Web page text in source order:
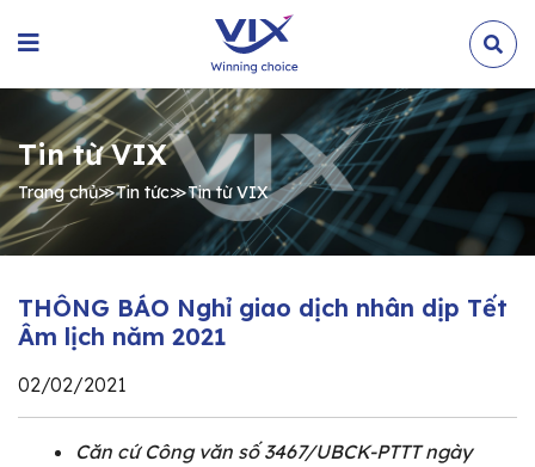
Tin từ VIX
Trang chủ≫Tin tức≫Tin từ VIX
THÔNG BÁO Nghỉ giao dịch nhân dịp Tết
Âm lịch năm 2021
02/02/2021
Căn cứ Công văn số 3467/UBCK-PTTT ngày